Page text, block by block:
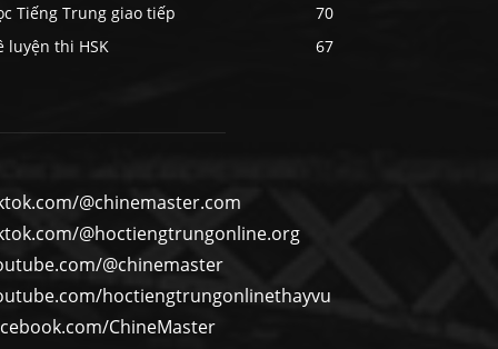
Tiếng Trung giao tiếp
70
luyện thi HSK
67
@chinemaster.com
@hoctiengtrungonline.org
@chinemaster
hoctiengtrungonlinethayvu
ChineMaster